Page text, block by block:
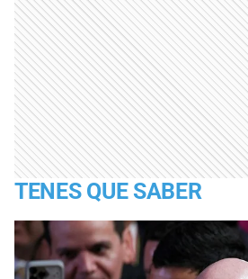
TENES QUE SABER